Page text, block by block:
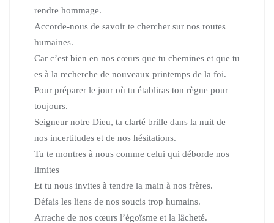
rendre hommage.
Accorde-nous de savoir te chercher sur nos routes
humaines.
Car c’est bien en nos cœurs que tu chemines et que tu
es à la recherche de nouveaux printemps de la foi.
Pour préparer le jour où tu établiras ton règne pour
toujours.
Seigneur notre Dieu, ta clarté brille dans la nuit de
nos incertitudes et de nos hésitations.
Tu te montres à nous comme celui qui déborde nos
limites
Et tu nous invites à tendre la main à nos frères.
Défais les liens de nos soucis trop humains.
Arrache de nos cœurs l’égoïsme et la lâcheté.